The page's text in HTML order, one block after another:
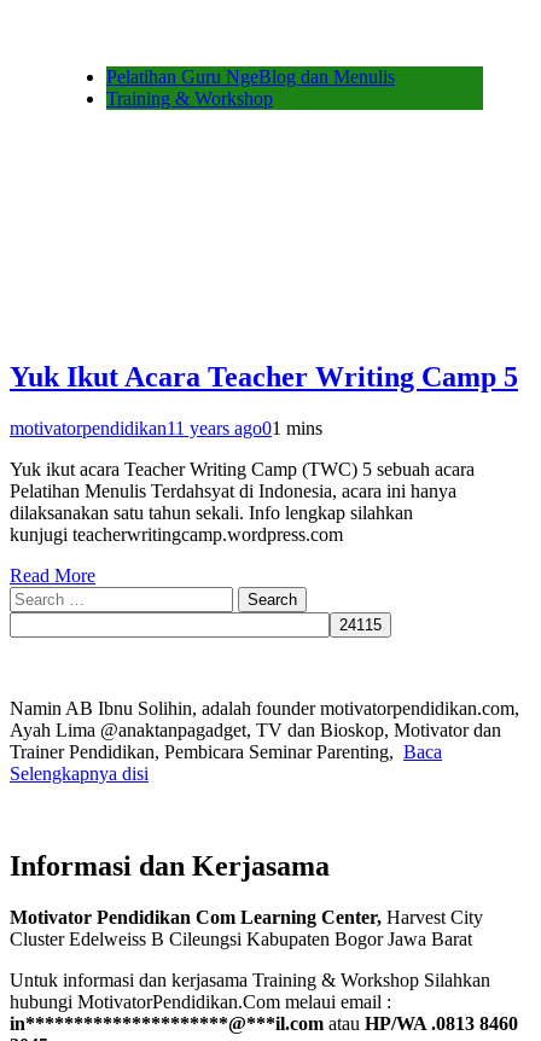
Pelatihan Guru NgeBlog dan Menulis
Training & Workshop
Yuk Ikut Acara Teacher Writing Camp 5
motivatorpendidikan11 years ago01 mins
Yuk ikut acara Teacher Writing Camp (TWC) 5 sebuah acara
Pelatihan Menulis Terdahsyat di Indonesia, acara ini hanya
dilaksanakan satu tahun sekali. Info lengkap silahkan
kunjugi teacherwritingcamp.wordpress.com
Read More
Search
for:
Namin AB Ibnu Solihin, adalah founder motivatorpendidikan.com,
Ayah Lima @anaktanpagadget, TV dan Bioskop, Motivator dan
Trainer Pendidikan, Pembicara Seminar Parenting, Baca
Selengkapnya disi
Informasi dan Kerjasama
Motivator Pendidikan Com Learning Center, Harvest City
Cluster Edelweiss B Cileungsi Kabupaten Bogor Jawa Barat
Untuk informasi dan kerjasama Training & Workshop Silahkan
hubungi MotivatorPendidikan.Com melaui email :
in*********************@***il.com atau HP/WA .0813 8460